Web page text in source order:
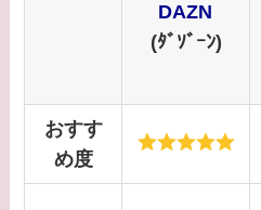
DAZN
(ﾀﾞｿﾞｰﾝ)
おすす
め度